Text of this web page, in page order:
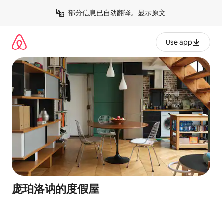
部分信息已自动翻译。 显示原文
Use app
庞珀洛讷的度假屋